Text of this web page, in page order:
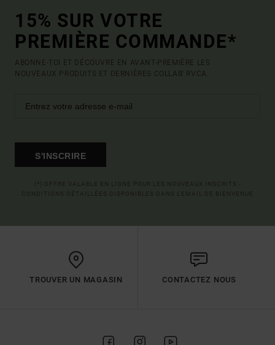
15% SUR VOTRE
PREMIÈRE COMMANDE*
ABONNE-TOI ET DÉCOUVRE EN AVANT-PREMIÈRE LES
NOUVEAUX PRODUITS ET DERNIÈRES COLLAB' RVCA.
S'INSCRIRE
TROUVER UN MAGASIN CONTACTEZ NOUS